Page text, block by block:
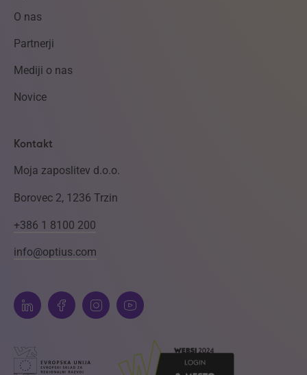
O nas
Partnerji
Mediji o nas
Novice
Kontakt
Moja zaposlitev d.o.o.
Borovec 2, 1236 Trzin
+386 1 8100 200
info@optius.com